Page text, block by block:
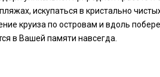
искупаться в кристально
круиза по островам и вдоль
в Вашей памяти навсегда.